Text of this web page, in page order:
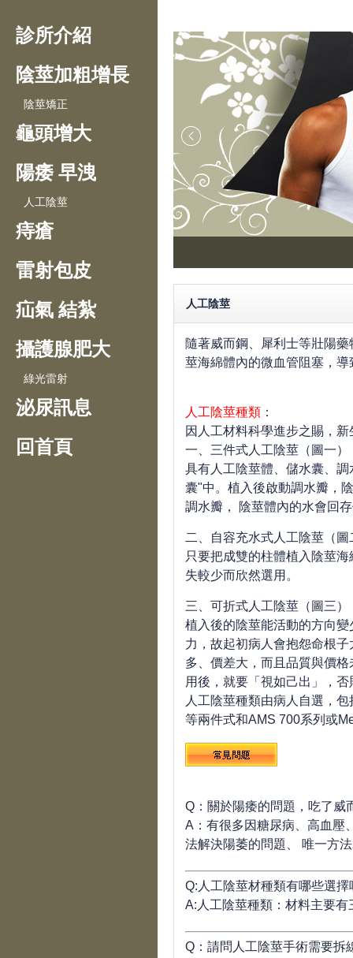
診所介紹
陰莖加粗增長
陰莖矯正
龜頭增大
陽痿 早洩
人工陰莖
痔瘡
雷射包皮
疝氣 結紮
攝護腺肥大
綠光雷射
泌尿訊息
回首頁
人工陰莖
隨著威而鋼、犀利士等壯陽
莖海綿體內的微血管阻塞，
人工陰莖種類 ：
因人工材料科學進步之賜，
一、三件式人工陰莖（圖一）
具有人工陰莖體、儲水囊
調
囊"中。植入後啟動調水瓣，
調水瓣， 陰莖體內的水會回
二、自容充水式人工陰莖（圖
只要把成雙的柱體植入陰莖
失較少而欣然選用。
三、可折式人工陰莖（圖三）
植入後的陰莖能活動的方向
力，故起初病人會抱怨命根
多
價差大，而且品質與價
用後，就要「視如己出」，
人工陰莖種類由病人自選，
等兩件式和AMS 700系列或
Q：關於陽痿的問題，吃了威
A：有很多因糖尿病、高血壓
法解決陽萎的問題、 唯一方
Q:人工陰莖材種類有哪些選
A:人工陰莖種類：材料主要
Q：請問人工陰莖手術需要拆